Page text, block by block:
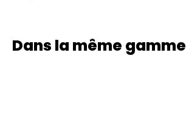
Dans la même gamme